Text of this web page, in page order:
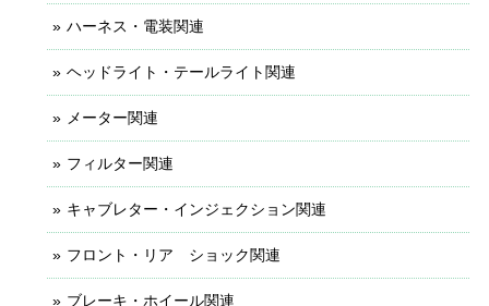
ハーネス・電装関連
ヘッドライト・テールライト関連
メーター関連
フィルター関連
キャブレター・インジェクション関連
フロント・リア ショック関連
ブレーキ・ホイール関連